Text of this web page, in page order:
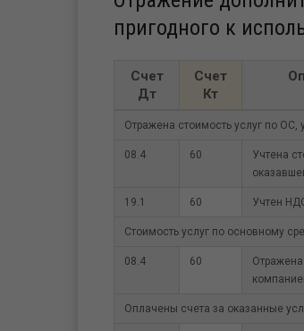
пригодного к
Счет
Дт
Счет
Кт
Отражена стоимость услуг по
08.4 60
Учтена
19.1 60 Учтен
Стоимость услуг по основному
08.4 60
Оплачены счета за оказанные